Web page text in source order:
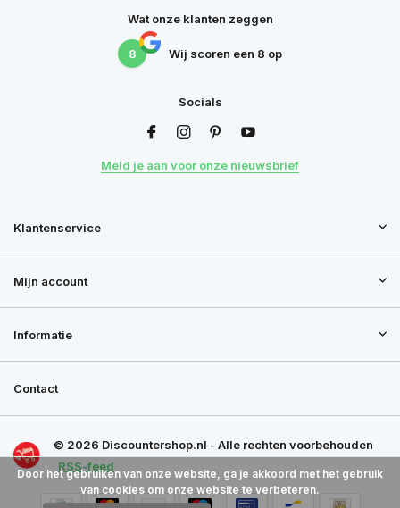
Wat onze klanten zeggen
8 Wij scoren een 8 op
Socials
Meld je aan voor onze nieuwsbrief
Klantenservice
Mijn account
Informatie
Contact
© 2026 Discountershop.nl - Alle rechten voorbehouden
RSS-feed
Door het gebruiken van onze website, ga je akkoord met het gebruik
van cookies om onze website te verbeteren.